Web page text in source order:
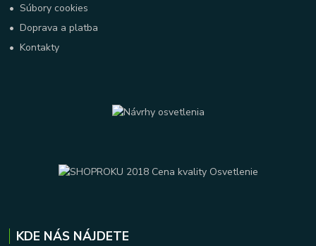
•Súbory cookies
•Doprava a platba
•Kontakty
KDE NÁS NÁJDETE